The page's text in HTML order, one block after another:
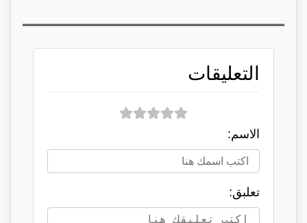
التعليقات
الاسم:
تعلبق: